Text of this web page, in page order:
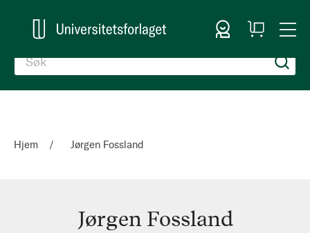
Logg inn
Handlekurv
Hjem Jørgen Fossland
Jørgen Fossland